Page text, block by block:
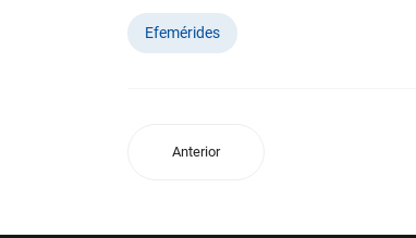
Efemérides
Anterior